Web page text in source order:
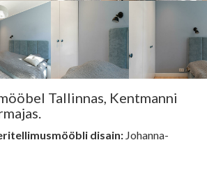
KONTAKT
MEIST
BLOGI/UUDISED
KUIDAS TELLIDA MÖÖBLIT?
Tallinnas, Kentmanni
disain: Johanna-